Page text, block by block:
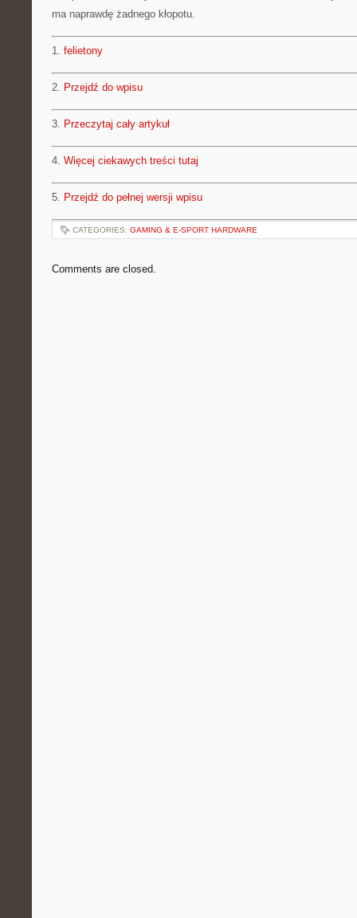
ma naprawdę żadnego kłopotu.
1. felietony
2. Przejdź do wpisu
3. Przeczytaj cały artykuł
4. Więcej ciekawych treści tutaj
5. Przejdź do pełnej wersji wpisu
CATEGORIES: GAMING & E-SPORT HARDWARE
Comments are closed.